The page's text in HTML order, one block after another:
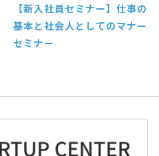
【新入社員セミナー】仕事の
基本と社会人としてのマナー
セミナー